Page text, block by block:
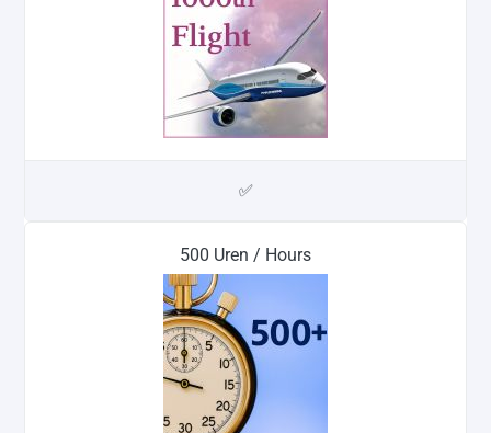
✅
500 Uren / Hours